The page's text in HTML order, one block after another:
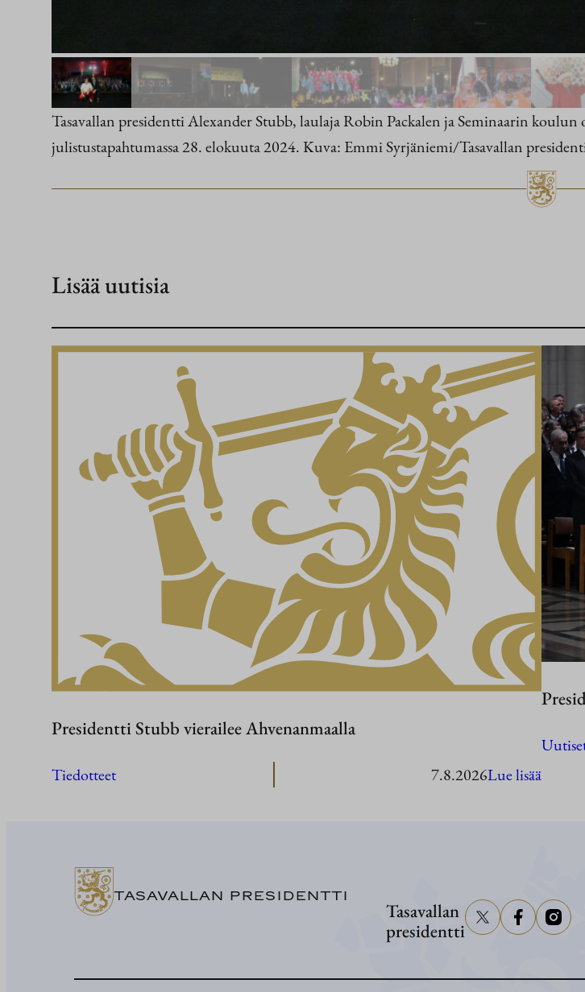
Tasavallan presidentti Alexander Stubb, laulaja Robin Packalen ja Seminaarin
julistustapahtumassa 28. elokuuta 2024. Kuva: Emmi Syrjäniemi/Tasavallan
Lisää uutisia
Presidentti Stubb vierailee Ahvenanmaalla
Tiedotteet 7.8.2026Lue lisää:
TASAVALLAN PRESIDENTTI
Tasavallan
presidentti